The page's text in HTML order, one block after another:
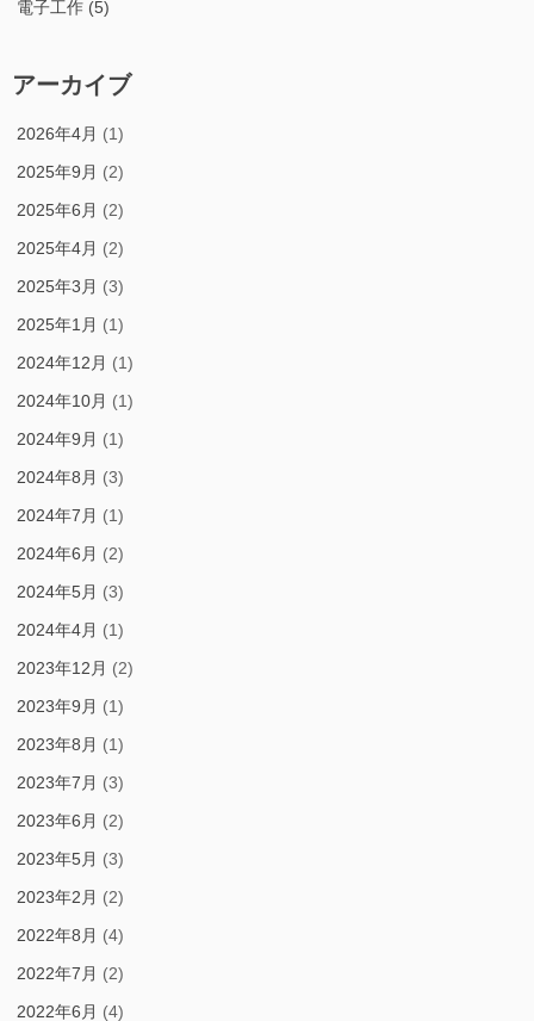
電子工作 (5)
アーカイブ
2026年4月 (1)
2025年9月 (2)
2025年6月 (2)
2025年4月 (2)
2025年3月 (3)
2025年1月 (1)
2024年12月 (1)
2024年10月 (1)
2024年9月 (1)
2024年8月 (3)
2024年7月 (1)
2024年6月 (2)
2024年5月 (3)
2024年4月 (1)
2023年12月 (2)
2023年9月 (1)
2023年8月 (1)
2023年7月 (3)
2023年6月 (2)
2023年5月 (3)
2023年2月 (2)
2022年8月 (4)
2022年7月 (2)
2022年6月 (4)